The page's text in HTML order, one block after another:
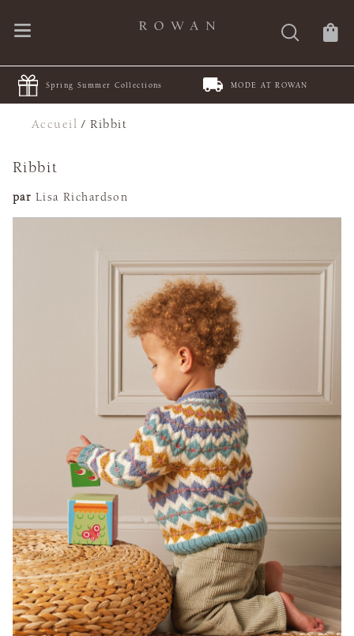
Spring Summer Collections MODE AT ROWAN
Accueil /Ribbit
Ribbit
par Lisa Richardson